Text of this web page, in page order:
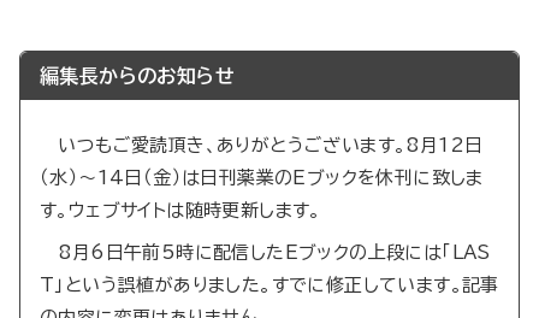
編集長からのお知らせ
いつもご愛読頂き、ありがとうございます。8月12日
（水）～14日（金）は日刊薬業のEブックを休刊に致しま
す。ウェブサイトは随時更新します。
8月6日午前5時に配信したEブックの上段には「LAS
T」という誤植がありました。すでに修正しています。記事